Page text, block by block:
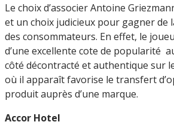
Le choix d’associer Antoine
et un choix judicieux pour gagner de
des consommateurs. En effet, le
d’une excellente cote de popularité
côté décontracté et authentique sur
où il apparaît favorise le transfert
produit auprès d’une marque.
Accor Hotel